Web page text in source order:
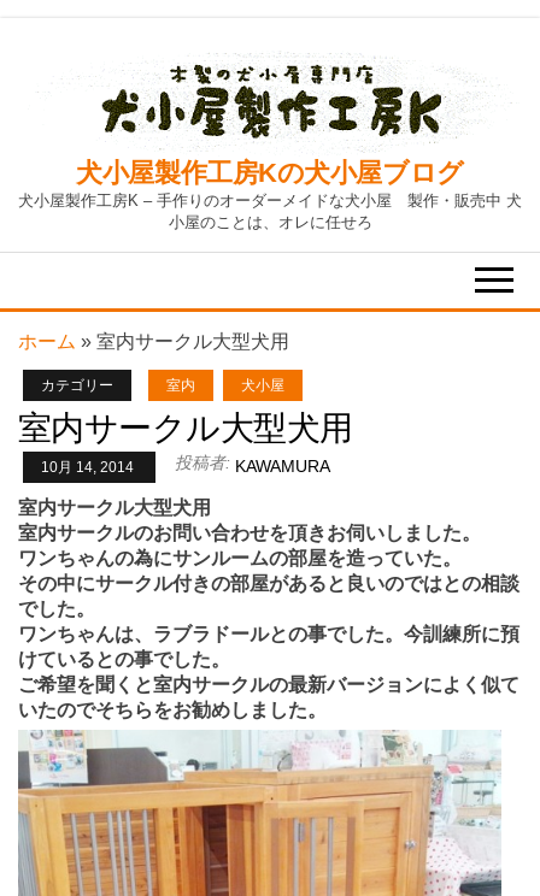
content
犬小屋製作工房Kの犬小屋ブログ
犬小屋製作工房K – 手作りのオーダーメイドな犬小屋 製作・販売中 犬
小屋のことは、オレに任せろ
ホーム » 室内サークル大型犬用
カテゴリー 室内 犬小屋
室内サークル大型犬用
10月 14, 2014 投稿者: KAWAMURA
室内サークル大型犬用
室内サークルのお問い合わせを頂きお伺いしました。
ワンちゃんの為にサンルームの部屋を造っていた。
その中にサークル付きの部屋があると良いのではとの相談
でした。
ワンちゃんは、ラブラドールとの事でした。今訓練所に預
けているとの事でした。
ご希望を聞くと室内サークルの最新バージョンによく似て
いたのでそちらをお勧めしました。